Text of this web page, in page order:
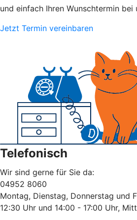
und einfach Ihren Wunschtermin bei
Jetzt Termin vereinbaren
Telefonisch
Wir sind gerne für Sie da:
04952 8060
Montag, Dienstag, Donnerstag und
12:30 Uhr und 14:00 - 17:00 Uhr,